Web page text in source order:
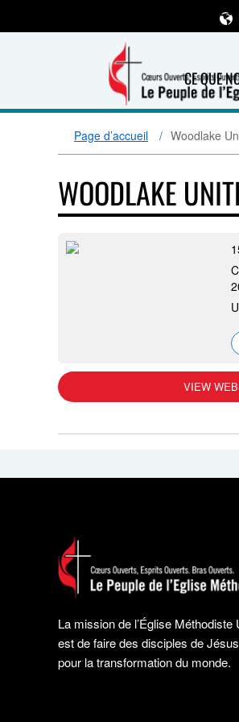
CE QUE
Page d’accueil Woodlake
WOODLAKE
VIEW
La mission de l’Église Méthodiste
est de faire des disciples de
pour la transformation du monde.